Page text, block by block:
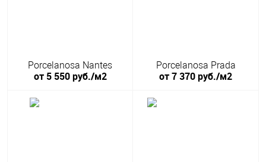
Porcelanosa Nantes
от 5 550 руб./м2
Porcelanosa Prada
от 7 370 руб./м2